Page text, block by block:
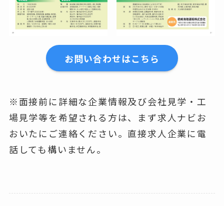
お問い合わせはこちら
※面接前に詳細な企業情報及び会社見学・工
場見学等を希望される方は、まず求人ナビお
おいたにご連絡ください。直接求人企業に電
話しても構いません。